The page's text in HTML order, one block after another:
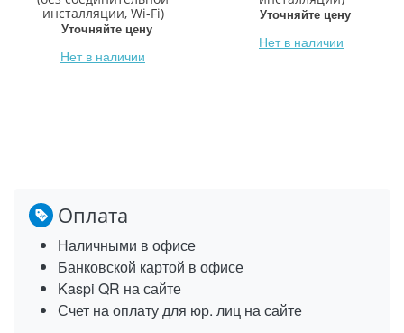
инсталляции, Wi-Fi)
Уточняйте цену
Нет в наличии
Уточняйте цену
Нет в наличии
Оплата
Наличными в офисе
Банковской картой в офисе
Kaspi QR на сайте
Счет на оплату для юр. лиц на сайте